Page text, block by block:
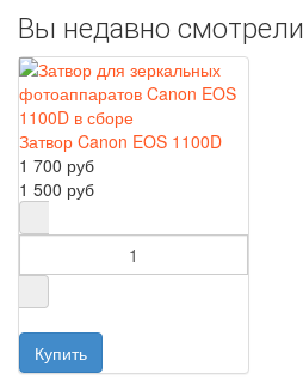
Вы недавно смотрели
Затвор Canon EOS 1100D
1 700 руб
1 500 руб